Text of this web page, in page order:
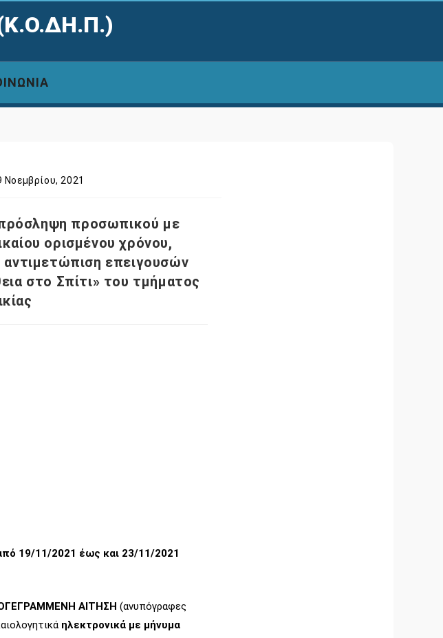
Νοεμβρίου, 2021
προσωπικού με
ορισμένου χρόνου,
αντιμετώπιση επειγουσών
στο Σπίτι» του τμήματος
19/11/2021 έως και 23/11/2021
ΑΙΤΗΣΗ (ανυπόγραφες
ηλεκτρονικά με μήνυμα